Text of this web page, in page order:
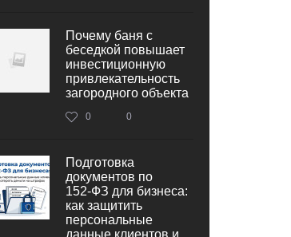
Почему баня с
беседкой повышает
инвестиционную
привлекательность
загородного объекта
0 0
Подготовка
документов по
152‑ФЗ для бизнеса:
как защитить
персональные
данные клиентов и